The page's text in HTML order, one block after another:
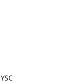
YSC